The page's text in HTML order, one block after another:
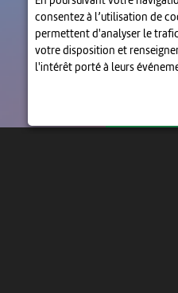
consentez à l’utilisation de
permettent d'analyser le
votre disposition et
l'intérêt porté à leurs